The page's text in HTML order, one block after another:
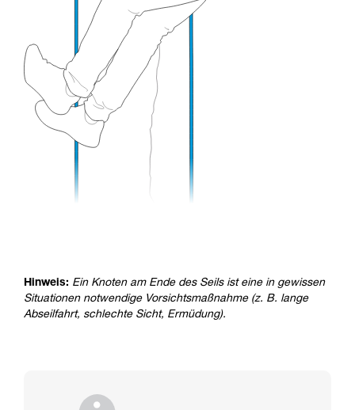
Hinweis: Ein Knoten am Ende des Seils ist eine in gewissen
Situationen notwendige Vorsichtsmaßnahme (z. B. lange
Abseilfahrt, schlechte Sicht, Ermüdung).